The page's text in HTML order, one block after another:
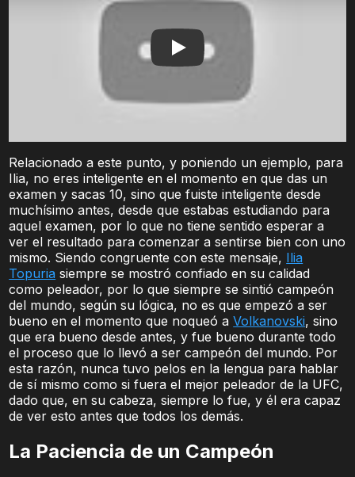
Play
Relacionado a este punto, y poniendo un ejemplo, para
Ilia, no eres inteligente en el momento en que das un
examen y sacas 10, sino que fuiste inteligente desde
muchísimo antes, desde que estabas estudiando para
aquel examen, por lo que no tiene sentido esperar a
ver el resultado para comenzar a sentirse bien con uno
mismo. Siendo congruente con este mensaje, Ilia
Topuria siempre se mostró confiado en su calidad
como peleador, por lo que siempre se sintió campeón
del mundo, según su lógica, no es que empezó a ser
bueno en el momento que noqueó aVolkanovski, sino
que era bueno desde antes, y fue bueno durante todo
el proceso que lo llevó a ser campeón del mundo. Por
esta razón, nunca tuvo pelos en la lengua para hablar
de sí mismo como si fuera el mejor peleador de la UFC,
dado que, en su cabeza, siempre lo fue, y él era capaz
de ver esto antes que todos los demás.
La Paciencia de un Campeón